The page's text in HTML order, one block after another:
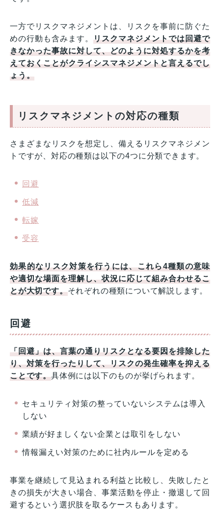
一方でリスクマネジメントは、リスクを事前に防ぐた
めの行動も含みます。リスクマネジメントでは回避で
きなかった事故に対して、どのように対処するかを考
えておくことがクライシスマネジメントと言えるでし
ょう。
リスクマネジメントの対応の種類
さまざまなリスクを想定し、備えるリスクマネジメン
トですが、対応の種類は以下の4つに分類できます。
回避
低減
転嫁
受容
効果的なリスク対策を行うには、これら4種類の意味
や適切な場面を理解し、状況に応じて組み合わせるこ
とが大切です。それぞれの種類について解説します。
回避
「回避」は、言葉の通りリスクとなる要因を排除した
り、対策を行ったりして、リスクの発生確率を抑える
ことです。具体例には以下のものが挙げられます。
セキュリティ対策の整っていないシステムは導入
しない
業績が好ましくない企業とは取引をしない
情報漏えい対策のために社内ルールを定める
事業を継続して見込まれる利益と比較し、失敗したと
きの損失が大きい場合、事業活動を停止・撤退して回
避するという選択肢を取るケースもあります。